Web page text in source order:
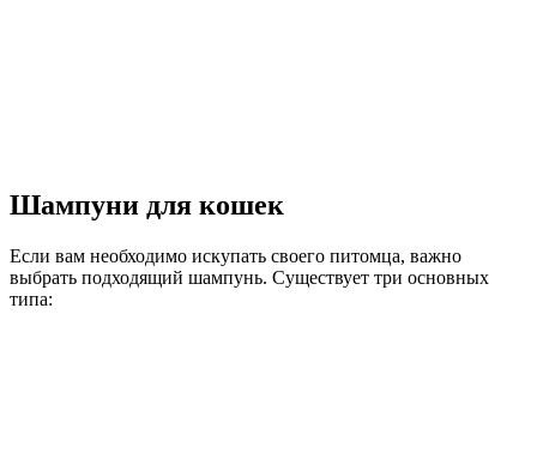
Шампуни для кошек
Если вам необходимо искупать своего питомца, важно
выбрать подходящий шампунь. Существует три основных
типа: